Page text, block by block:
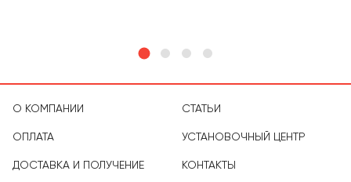
О КОМПАНИИ
ОПЛАТА
ДОСТАВКА И ПОЛУЧЕНИЕ
СТАТЬИ
УСТАНОВОЧНЫЙ ЦЕНТР
КОНТАКТЫ